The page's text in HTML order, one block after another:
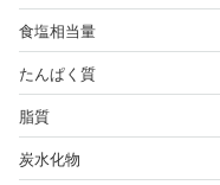
食塩相当量
たんぱく質
脂質
炭水化物